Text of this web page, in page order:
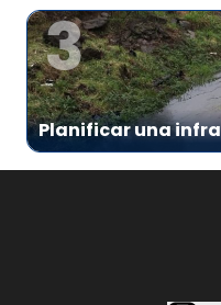
3
Planificar una